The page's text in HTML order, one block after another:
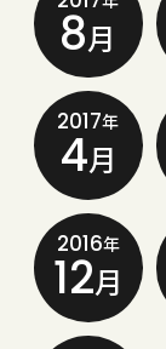
8月
2017年
4月
2016年
12月